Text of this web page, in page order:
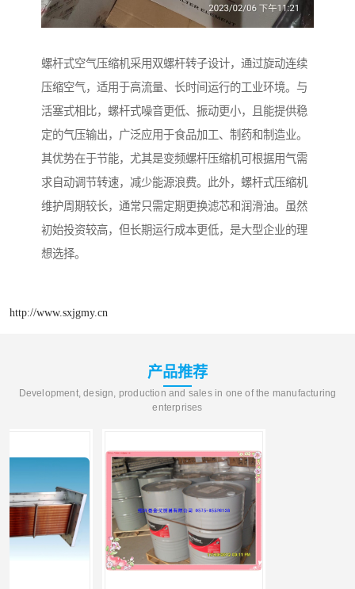
螺杆式空气压缩机采用双螺杆转子设计，通过旋动连续
压缩空气，适用于高流量、长时间运行的工业环境。与
活塞式相比，螺杆式噪音更低、振动更小，且能提供稳
定的气压输出，广泛应用于食品加工、制药和制造业。
其优势在于节能，尤其是变频螺杆压缩机可根据用气需
求自动调节转速，减少能源浪费。此外，螺杆式压缩机
维护周期较长，通常只需定期更换滤芯和润滑油。虽然
初始投资较高，但长期运行成本更低，是大型企业的理
想选择。
http://www.sxjgmy.cn
产品推荐
Development, design, production and sales in one of the manufacturing
enterprises